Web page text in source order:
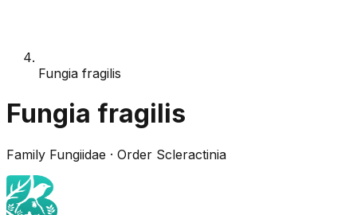
Fungia fragilis
Fungia fragilis
Family Fungiidae · Order Scleractinia